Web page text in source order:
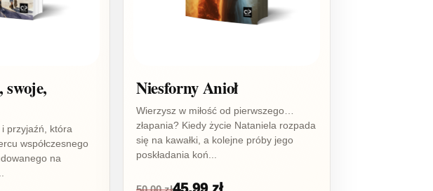
przyjaźń, która
współczesnego
na
Niesforny Anioł
Wierzysz w miłość od pierwszego…
złapania? Kiedy życie Nataniela rozpada
się na kawałki, a kolejne próby jego
poskładania koń...
45,99 zł